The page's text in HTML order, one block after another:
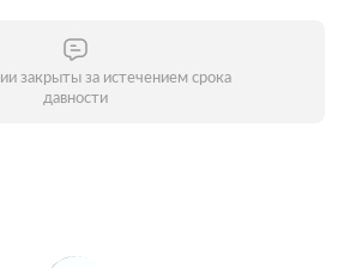
закрыты за истечением срока
давности